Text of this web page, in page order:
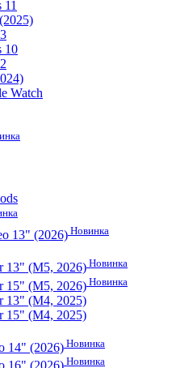
10
Watch
13" (2026) Новинка
13" (M5, 2026)Новинка
15" (M5, 2026)Новинка
13" (M4, 2025)
15" (M4, 2025)
14" (2026) Новинка
Новинка